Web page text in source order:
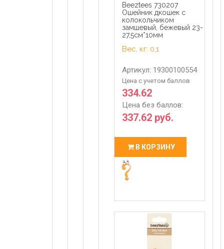
Beeztees 730207
Ошейник дкошек с
колокольчиком
замшевый, бежевый 23-
27,5см*10мм
Вес, кг: 0,1
Артикул: 19300100554
Цена с учетом баллов
334.62
Цена без баллов:
337.62 руб.
В КОРЗИНУ